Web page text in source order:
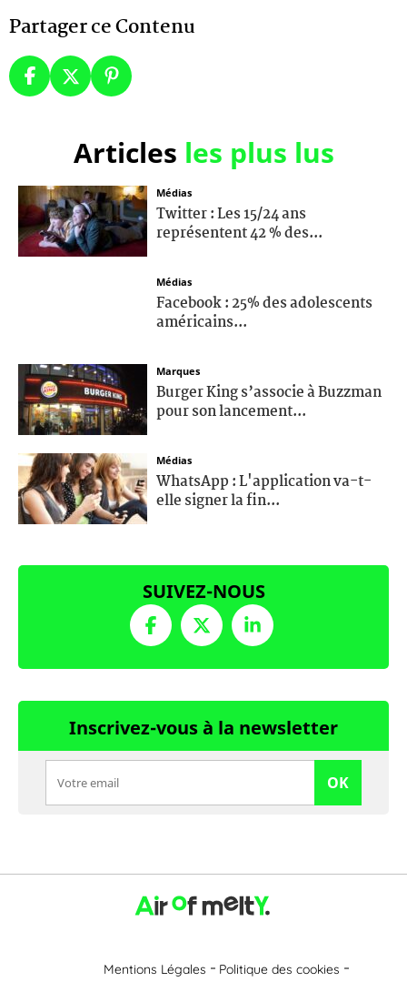
Partager ce Contenu
Articles les plus lus
Médias
Twitter : Les 15/24 ans
représentent 42 % des...
Médias
Facebook : 25% des adolescents
américains...
Marques
Burger King s’associe à Buzzman
pour son lancement...
Médias
WhatsApp : L'application va-t-
elle signer la fin...
SUIVEZ-NOUS
Inscrivez-vous à la newsletter
OK
Mentions Légales
Politique des cookies